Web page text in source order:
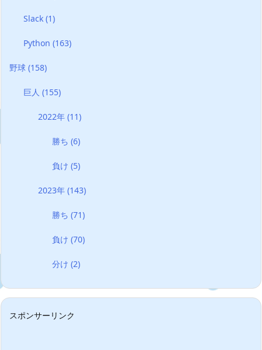
Slack(1)
Python(163)
野球 (158)
巨人(155)
2022年 (11)
勝ち(6)
負け(5)
2023年 (143)
勝ち(71)
負け(70)
分け(2)
スポンサーリンク